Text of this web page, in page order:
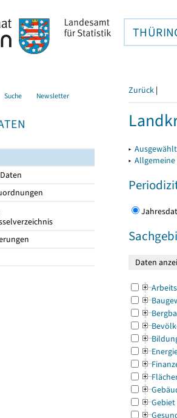
Suche Newsletter Zurück |
▸
▸
Gebiet